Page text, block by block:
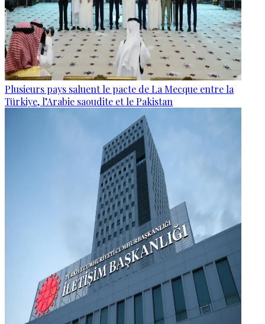
Plusieurs pays saluent le pacte de La Mecque entre la
Türkiye, l’Arabie saoudite et le Pakistan